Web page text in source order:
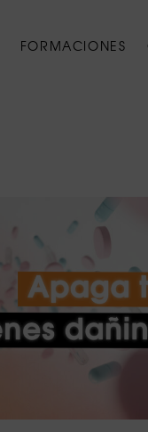
FORMACIONES